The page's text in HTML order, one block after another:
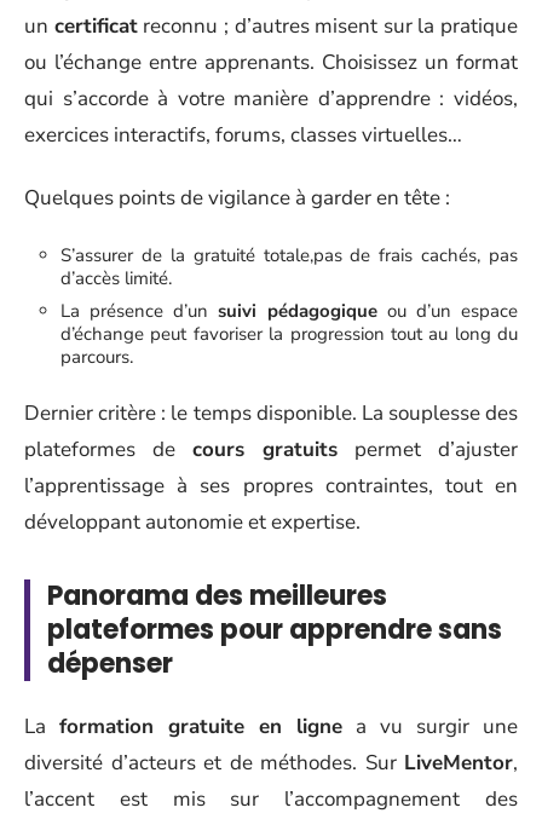
un certificatreconnu ; d’autres misent sur la pratique
ou l’échange entre apprenants. Choisissez un format
qui s’accorde à votre manière d’apprendre : vidéos,
exercices interactifs, forums, classes virtuelles…
Quelques points de vigilance à garder en tête :
S’assurer de la gratuité totale,pas de frais cachés, pas
d’accès limité.
La présence d’unsuivi pédagogiqueou d’un espace
d’échange peut favoriser la progression tout au long du
parcours.
Dernier critère : le temps disponible. La souplesse des
plateformes de cours gratuits permet d’ajuster
l’apprentissage à ses propres contraintes, tout en
développant autonomie et expertise.
Panorama des meilleures
plateformes pour apprendre sans
dépenser
La formation gratuite en ligne a vu surgir une
diversité d’acteurs et de méthodes. Sur LiveMentor,
l’accent est mis sur l’accompagnement des